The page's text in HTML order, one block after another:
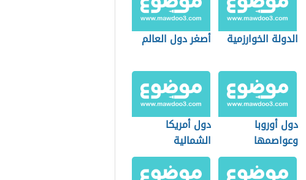
الدولة الخوارزمية أصغر دول العالم
دول أوروبا
وعواصمها
دول أمريكا
الشمالية
وعواصمها